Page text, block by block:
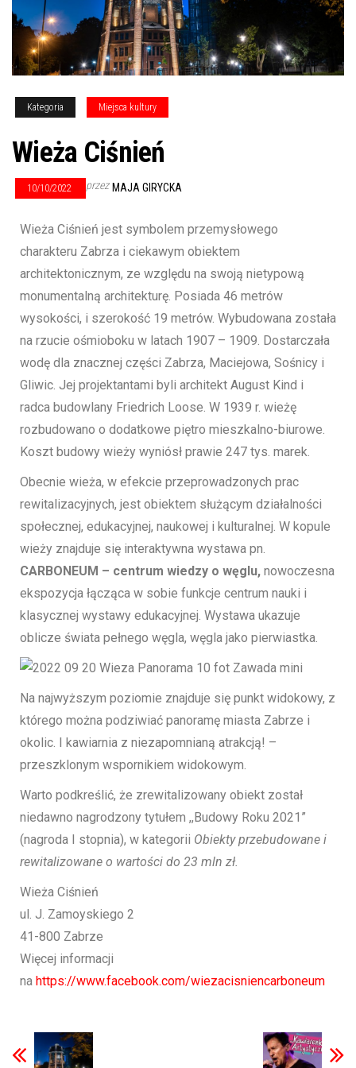
Kategoria Miejsca kultury
Wieża Ciśnień
10/10/2022 przez MAJA GIRYCKA
Wieża Ciśnień jest symbolem przemysłowego
charakteru Zabrza i ciekawym obiektem
architektonicznym, ze względu na swoją nietypową
monumentalną architekturę. Posiada 46 metrów
wysokości, i szerokość 19 metrów. Wybudowana została
na rzucie ośmioboku w latach 1907 – 1909. Dostarczała
wodę dla znacznej części Zabrza, Maciejowa, Sośnicy i
Gliwic. Jej projektantami byli architekt August Kind i
radca budowlany Friedrich Loose. W 1939 r. wieżę
rozbudowano o dodatkowe piętro mieszkalno-biurowe.
Koszt budowy wieży wyniósł prawie 247 tys. marek.
Obecnie wieża, w efekcie przeprowadzonych prac
rewitalizacyjnych, jest obiektem służącym działalności
społecznej, edukacyjnej, naukowej i kulturalnej. W kopule
wieży znajduje się interaktywna wystawa pn.
CARBONEUM – centrum wiedzy o węglu, nowoczesna
ekspozycja łącząca w sobie funkcje centrum nauki i
klasycznej wystawy edukacyjnej. Wystawa ukazuje
oblicze świata pełnego węgla, węgla jako pierwiastka.
Na najwyższym poziomie znajduje się punkt widokowy, z
którego można podziwiać panoramę miasta Zabrze i
okolic. I kawiarnia z niezapomnianą atrakcją! –
przeszklonym wspornikiem widokowym.
Warto podkreślić, że zrewitalizowany obiekt został
niedawno nagrodzony tytułem ,,Budowy Roku 2021”
(nagroda I stopnia), w kategorii Obiekty przebudowane i
rewitalizowane o wartości do 23 mln zł.
Wieża Ciśnień
ul. J. Zamoyskiego 2
41-800 Zabrze
Więcej informacji
na https://www.facebook.com/wiezacisniencarboneum